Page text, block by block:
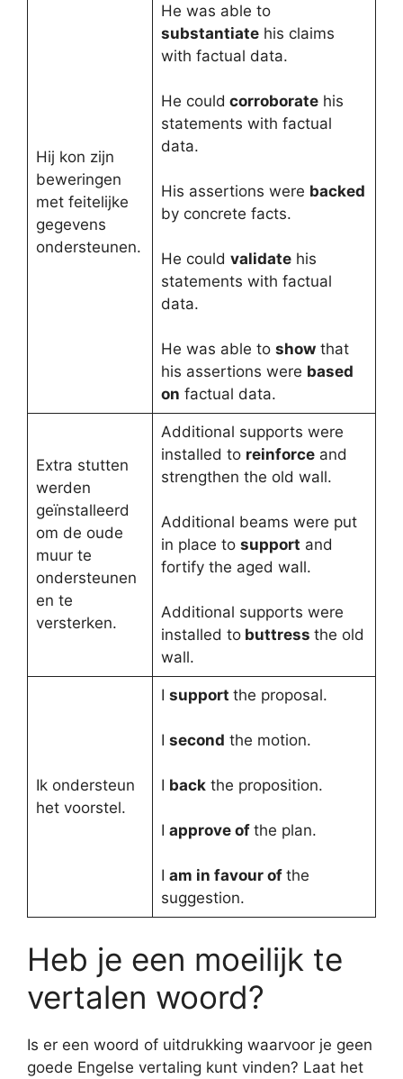
Hij kon zijn
beweringen
met feitelijke
gegevens
ondersteunen.
He was able to
substantiatehis claims
with factual data.
He could corroboratehis
statements with factual
data.
His assertions were backed
by concrete facts.
He could validatehis
statements with factual
data.
He was able to showthat
his assertions were based
on factual data.
Extra stutten
werden
geïnstalleerd
om de oude
muur te
ondersteunen
en te
versterken.
Additional supports were
installed to reinforceand
strengthen the old wall.
Additional beams were put
in place to support and
fortify the aged wall.
Additional supports were
installed tobuttress the old
wall.
Ik ondersteun
het voorstel.
I support the proposal.
I second the motion.
I backthe proposition.
I approve of the plan.
I am in favour of the
suggestion.
Heb je een moeilijk te
vertalen woord?
Is er een woord of uitdrukking waarvoor je geen
goede Engelse vertaling kunt vinden? Laat het